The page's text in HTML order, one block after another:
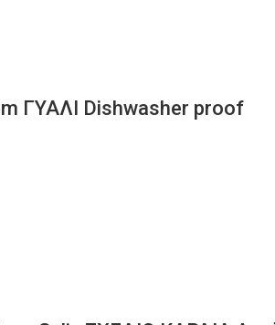
ΓΥΑΛΙ Dishwasher proof